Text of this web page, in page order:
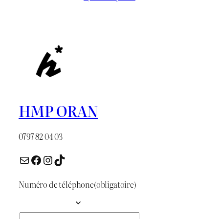
HMP ORAN
0797 82 04 03
E-mail Facebook InstagramTikTok
Numéro de téléphone(obligatoire)